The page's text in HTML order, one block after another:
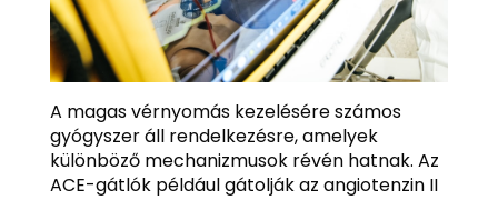
A magas vérnyomás kezelésére számos
gyógyszer áll rendelkezésre, amelyek
különböző mechanizmusok révén hatnak. Az
ACE-gátlók például gátolják az angiotenzin II